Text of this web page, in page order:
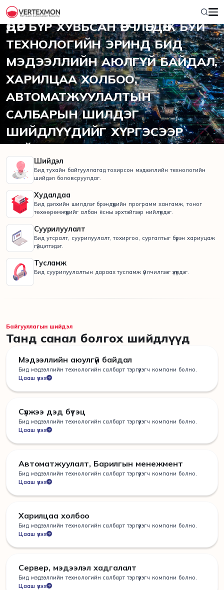
2012 ОНООС ХОЙШ
ӨДӨР БҮР ХУВЬСАН ӨӨРЧЛӨГДӨЖ БУЙ
ТЕХНОЛОГИЙН ЭРИНД БИД
МЭДЭЭЛЛИЙН АЮЛГҮЙ БАЙДАЛ,
ХАРИЛЦАА ХОЛБОО,
АВТОМАТЖУУЛАЛТЫН
САЛБАРЫН ШИЛДЭГ
ШИЙДЛҮҮДИЙГ ХҮРГЭСЭЭР
БАЙНА.
Шийдэл
Бид тухайн байгууллагад тохирсон мэдээллийн технологийн
шийдэл боловсруулдаг.
Худалдаа
Бид дэлхийн шилдлэг брэндүүдийн программ хангамж, тоног
төхөөрөмжүүдийг албан ёсны эрхтэйгээр нийлүүлдэг.
Суурилуулалт
Бид угсралт, суурилуулалт, тохиргоо, сургалтыг бүрэн хариуцаж
гүйцэтгэдэг.
Тусламж
Бид суурилуулалтын дараах тусламж үйлчилгээг үзүүлдэг.
Байгууллагын шийдэл
Танд санал болгох шийдлүүд
Мэдээллийн аюулгүй байдал
Бид мэдээллийн технологийн салбарт тэргүүлэгч компани болно.
Цааш үзэх
Сүлжээ дэд бүтэц
Бид мэдээллийн технологийн салбарт тэргүүлэгч компани болно.
Цааш үзэх
Автоматжуулалт, Барилгын менежмент
Бид мэдээллийн технологийн салбарт тэргүүлэгч компани болно.
Цааш үзэх
Харилцаа холбоо
Бид мэдээллийн технологийн салбарт тэргүүлэгч компани болно.
Цааш үзэх
Сервер, мэдээлэл хадгалалт
Бид мэдээллийн технологийн салбарт тэргүүлэгч компани болно.
Цааш үзэх